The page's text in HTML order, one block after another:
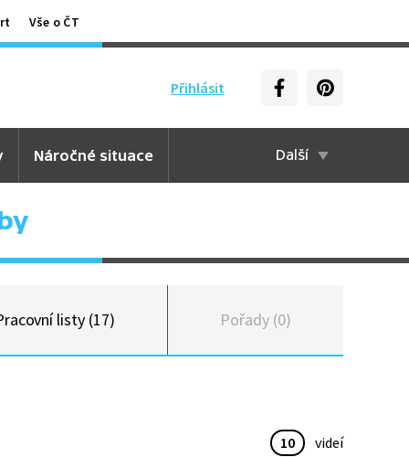
Vše o ČT
Přihlásit
Náročné situace Další
listy (17) Pořady (0)
10 videí